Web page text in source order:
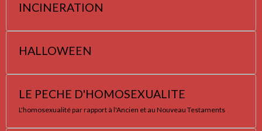
INCINERATION
HALLOWEEN
LE PECHE D'HOMOSEXUALITE
L'homosexualité par rapport à l'Ancien et au Nouveau Testaments